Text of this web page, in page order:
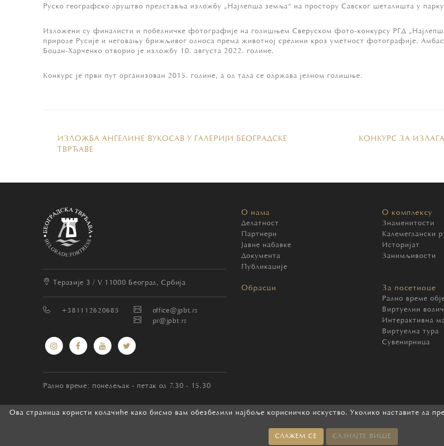
Руско географско друштво представља изложбу „Најлепша земља“ на простору Савског шеталишта у
Изложени су финалисти и победничке фотографије на годишњем Сверуском фото-конкурсу РГД
природе Русије и неговању брижљивог односа према животној средини кроз уметност фотографије.
Боцан-Харченко отворио је изложбу 10. августа 2022. године.
Конкурс је први пут организован 2015. године, а од тада се одржава једном годишње.
ИЗЛОЖБА АНГЕЛИНЕ ВУКОСАВ У ГАЛЕРИЈИ БЕОГРАДСКЕ
ТВРЂАВЕ
КОНКУРС ЗА
Ова страница користи колачиће како бисмо вам обезбедили најбоље корисничко искуство. Уколико наставите да
СЛАЖЕМ СЕ САЗНАЈТЕ ВИШЕ
Теразије 3 / V 11000 Београд, Србија
+381112620685
office@jpbt.rs
pr@jpbt.rs
Радно време: понедељак - петак од 7.30 - 15.30
О нама
Делатност
Партнери
Јавне набавке
Документа
Публикације
О комплексу
Знаменитости
Калемегдански
Историјат
Занимљивости
Обрасци За посетиоце
Радно време
Виртуелни водич
Интерактивна
Виртуелна тура
Сувенирница
2026 Београдска тврђава. Сва права задржана.